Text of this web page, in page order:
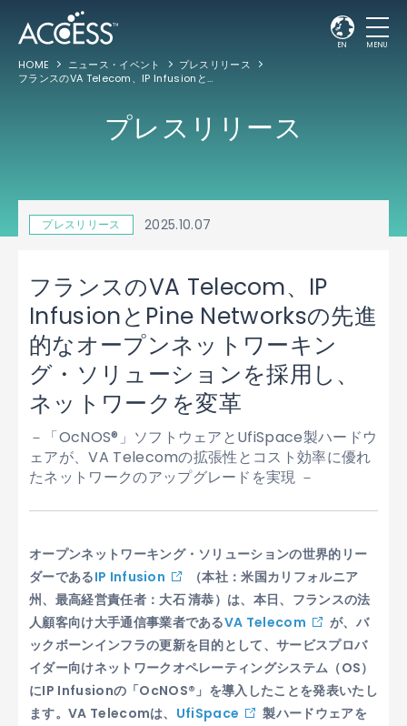
EN MENU
HOME ニュース・イベント
プレスリリース
フランスのVA Telecom、IP InfusionとPine Networksの先進的なオープンネットワーキング・ソリューションを採用し、ネットワークを変革
プレスリリース
プレスリリース 2025.10.07
フランスのVA Telecom、IP
InfusionとPine Networksの先進
的なオープンネットワーキン
グ・ソリューションを採用し、
ネットワークを変革
－「OcNOS®」ソフトウェアとUfiSpace製ハードウ
ェアが、VA Telecomの拡張性とコスト効率に優れ
たネットワークのアップグレードを実現 －
オープンネットワーキング・ソリューションの世界的リー
ダーであるIP Infusion
（本社：米国カリフォルニア
州、最高経営責任者：大石 清恭）は、本日、フランスの法
人顧客向け大手通信事業者であるVA Telecom
が、バ
ックボーンインフラの更新を目的として、サービスプロバ
イダー向けネットワークオペレーティングシステム（OS）
にIP Infusionの「OcNOS®」を導入したことを発表いたし
ます。VA Telecomは、 UfiSpace
製ハードウェアを